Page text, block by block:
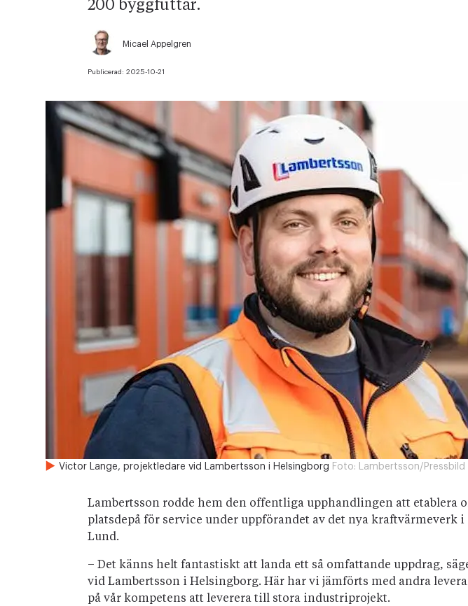
200 byggfuttar.
Micael Appelgren
Publicerad: 2025-10-21
Victor Lange, projektledare vid Lambertsson i Helsingborg Foto: Lambertsson/Pressbild
Lambertsson rodde hem den offentliga upphandlingen att etablera
platsdepå för service under uppförandet av det nya kraftvärmeverk
Lund.
– Det känns helt fantastiskt att landa ett så omfattande uppdrag,
vid Lambertsson i Helsingborg. Här har vi jämförts med andra
på vår kompetens att leverera till stora industriprojekt.